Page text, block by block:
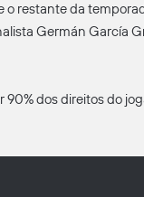
o restante da
Germán García
dos direitos do